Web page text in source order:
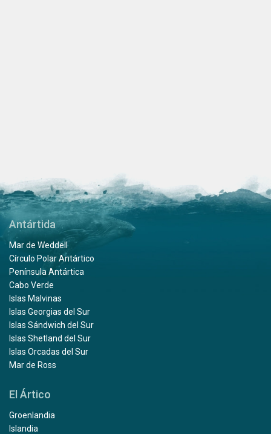
Antártida
Mar de Weddell
Círculo Polar Antártico
Península Antártica
Cabo Verde
Islas Malvinas
Islas Georgias del Sur
Islas Sándwich del Sur
Islas Shetland del Sur
Islas Orcadas del Sur
Mar de Ross
El Ártico
Groenlandia
Islandia